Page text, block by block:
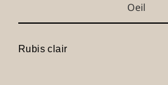
Oeil
Rubis clair